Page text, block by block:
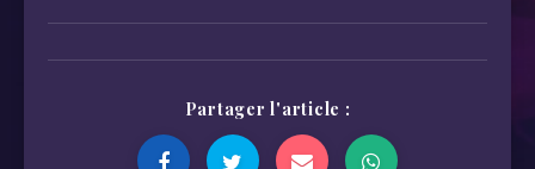
Partager l'article :